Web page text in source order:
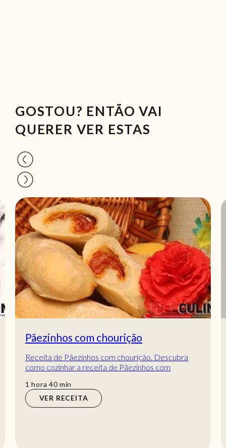
GOSTOU? ENTÃO VAI
QUERER VER ESTAS
Pãezinhos com chourição
Receita de Pãezinhos com chourição. Descubra
como cozinhar a receita de Pãezinhos com
Telecul...
1 hora
hora 40min
min
VER RECEITA